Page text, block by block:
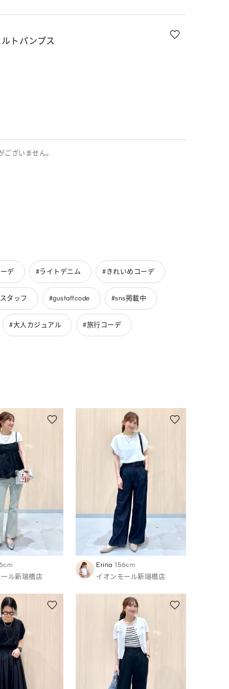
トパンプス
ざいません。
デ #ライトデニム #きれいめコーデ
タッフ #gustaffcode #sns掲載中
#大人カジュアル #旅行コーデ
ル新瑞橋店
Erina 156cm
イオンモール新瑞橋店